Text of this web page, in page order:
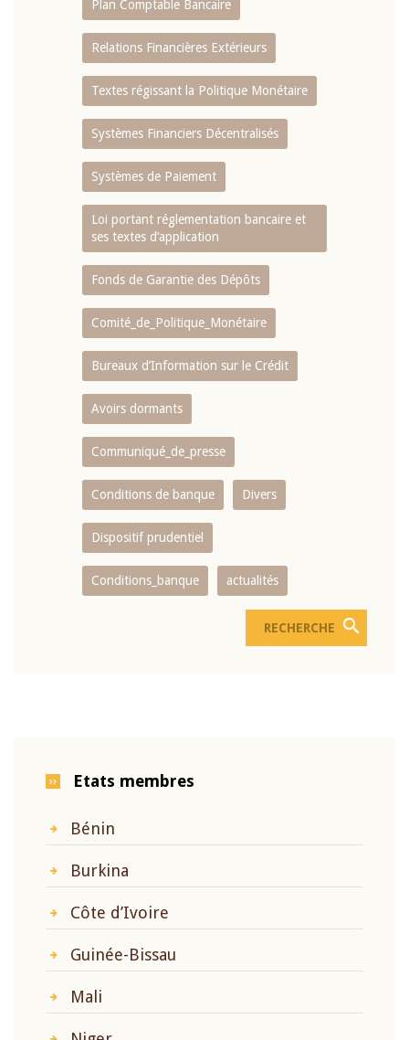
Plan Comptable Bancaire
Relations Financières Extérieurs
Textes régissant la Politique Monétaire
Systèmes Financiers Décentralisés
Systèmes de Paiement
Loi portant réglementation bancaire et
ses textes d’application
Fonds de Garantie des Dépôts
Comité_de_Politique_Monétaire
Bureaux d’Information sur le Crédit
Avoirs dormants
Communiqué_de_presse
Conditions de banque Divers
Dispositif prudentiel
Conditions_banque actualités
Etats membres
Bénin
Burkina
Côte d’Ivoire
Guinée-Bissau
Mali